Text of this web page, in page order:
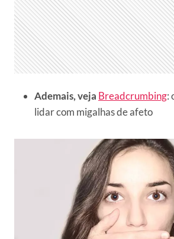
Ademais, veja Breadcrumbing:
lidar com migalhas de afeto